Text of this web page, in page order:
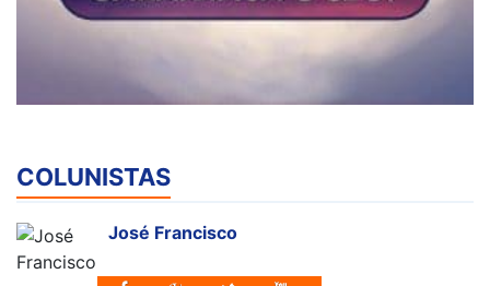
COLUNISTAS
José Francisco